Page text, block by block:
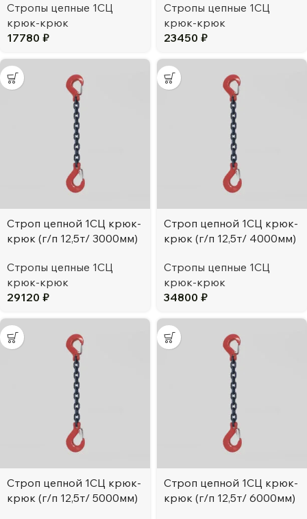
Стропы цепные 1СЦ
крюк-крюк
17780 ₽
Стропы цепные 1СЦ
крюк-крюк
23450 ₽
Строп цепной 1СЦ крюк-
крюк (г/п 12,5т/ 3000мм)
Стропы цепные 1СЦ
крюк-крюк
29120 ₽
Строп цепной 1СЦ крюк-
крюк (г/п 12,5т/ 4000мм)
Стропы цепные 1СЦ
крюк-крюк
34800 ₽
Строп цепной 1СЦ крюк-
крюк (г/п 12,5т/ 5000мм)
Строп цепной 1СЦ крюк-
крюк (г/п 12,5т/ 6000мм)